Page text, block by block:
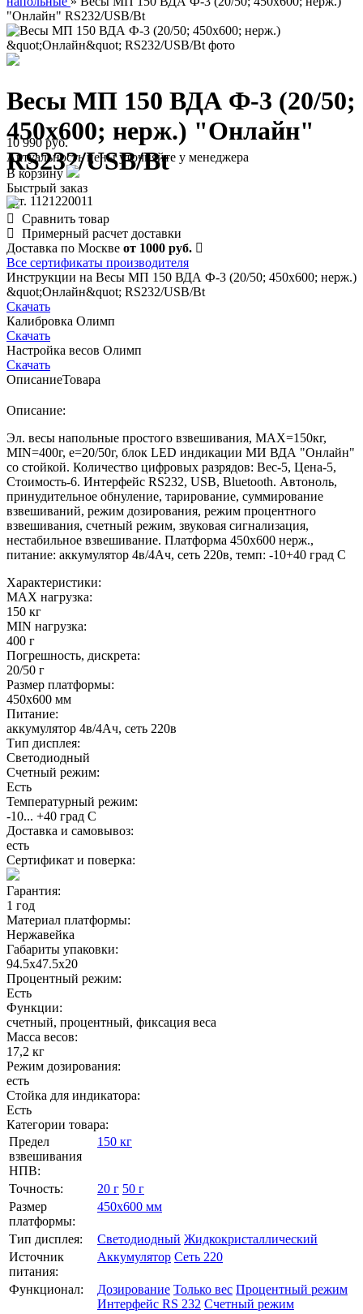
"Онлайн" RS232/USB/Bt
Весы МП 150 ВДА Ф-3 (20/50;
450х600; нерж.) "Онлайн"
RS232/USB/Bt
арт. 1121220011
10 990 руб.
Актуальность цены уточняйте у менеджера
В корзину
Быстрый заказ
Сравнить товар
Примерный расчет доставки
Доставка по Москве от 1000 руб.
Все сертификаты производителя
Инструкции на Весы МП 150 ВДА Ф-3 (20/50; 450х600; нерж.)
&quot;Онлайн&quot; RS232/USB/Bt
Скачать
Калибровка Олимп
Скачать
Настройка весов Олимп
Скачать
ОписаниеТовара
Описание:
Эл. весы напольные простого взвешивания, МАХ=150кг,
MIN=400г, e=20/50г, блок LED индикации МИ ВДА "Онлайн"
со стойкой. Количество цифровых разрядов: Вес-5, Цена-5,
Стоимость-6. Интерфейс RS232, USB, Bluetooth. Автоноль,
принудительное обнуление, тарирование, суммирование
взвешиваний, режим дозирования, режим процентного
взвешивания, счетный режим, звуковая сигнализация,
нестабильное взвешивание. Платформа 450х600 нерж.,
питание: аккумулятор 4в/4Ач, сеть 220в, темп: -10+40 град С
Характеристики:
MAX нагрузка:
150 кг
MIN нагрузка:
400 г
Погрешность, дискрета:
20/50 г
Размер платформы:
450х600 мм
Питание:
аккумулятор 4в/4Ач, сеть 220в
Тип дисплея:
Светодиодный
Счетный режим:
Есть
Температурный режим:
-10... +40 град С
Доставка и самовывоз:
есть
Сертификат и поверка:
Гарантия:
1 год
Материал платформы:
Нержавейка
Габариты упаковки:
94.5x47.5x20
Процентный режим:
Есть
Функции:
счетный, процентный, фиксация веса
Масса весов:
17,2 кг
Режим дозирования:
есть
Стойка для индикатора:
Есть
Категории товара:
Предел
взвешивания
НПВ:
150 кг
Точность: 20 г 50 г
Размер
платформы:
450х600 мм
Тип дисплея: Светодиодный Жидкокристаллический
Источник
питания:
Аккумулятор Сеть 220
Функционал: Дозирование Только вес Процентный режим
Интерфейс RS 232 Счетный режим